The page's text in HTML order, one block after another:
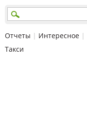
Отчеты | Интересное |
Такси